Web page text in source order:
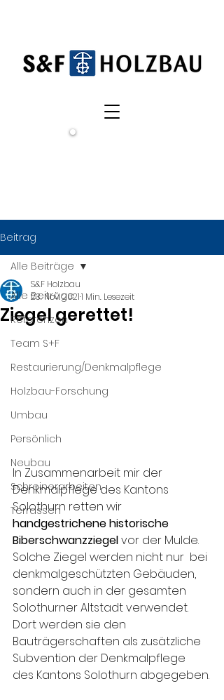
Beitrag
Alle Beiträge
Referenzen
Team S+F
Restaurierung/Denkmalpflege
Holzbau-Forschung
Umbau
Persönlich
Neubau
Schreinerarbeiten
Terrassen
Alle Beiträge
Ziegel gerettet!
S&F Holzbau
23. Nov. 20211 Min. Lesezeit
In Zusammenarbeit mir der
Denkmalpflege des Kantons
Solothurn retten wir
handgestrichene historische
Biberschwanzziegel vor der Mulde.
Solche Ziegel werden nicht nur  bei
denkmalgeschützten Gebäuden,
sondern auch in der gesamten
Solothurner Altstadt verwendet.
Dort werden sie den
Bauträgerschaften als zusätzliche
Subvention der Denkmalpflege
des Kantons Solothurn abgegeben.